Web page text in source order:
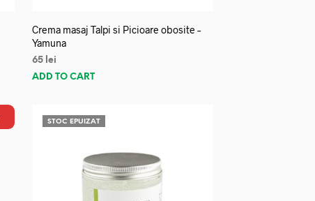
Crema masaj Talpi si Picioare obosite –
Yamuna
65 lei
ADD TO CART
STOC EPUIZAT